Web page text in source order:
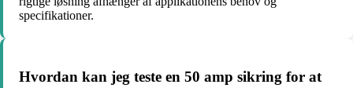
specifikationer.
Hvordan kan jeg teste en 50 amp sikring for at